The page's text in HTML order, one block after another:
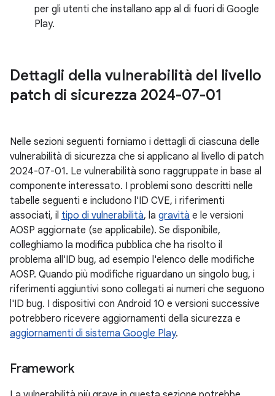
per gli utenti che installano app al di fuori di Google
Play.
Dettagli della vulnerabilità del livello
patch di sicurezza 2024-07-01
Nelle sezioni seguenti forniamo i dettagli di ciascuna delle
vulnerabilità di sicurezza che si applicano al livello di patch
2024-07-01. Le vulnerabilità sono raggruppate in base al
componente interessato. I problemi sono descritti nelle
tabelle seguenti e includono l'ID CVE, i riferimenti
associati, il tipo di vulnerabilità, la gravità e le versioni
AOSP aggiornate (se applicabile). Se disponibile,
colleghiamo la modifica pubblica che ha risolto il
problema all'ID bug, ad esempio l'elenco delle modifiche
AOSP. Quando più modifiche riguardano un singolo bug, i
riferimenti aggiuntivi sono collegati ai numeri che seguono
l'ID bug. I dispositivi con Android 10 e versioni successive
potrebbero ricevere aggiornamenti della sicurezza e
aggiornamenti di sistema Google Play.
Framework